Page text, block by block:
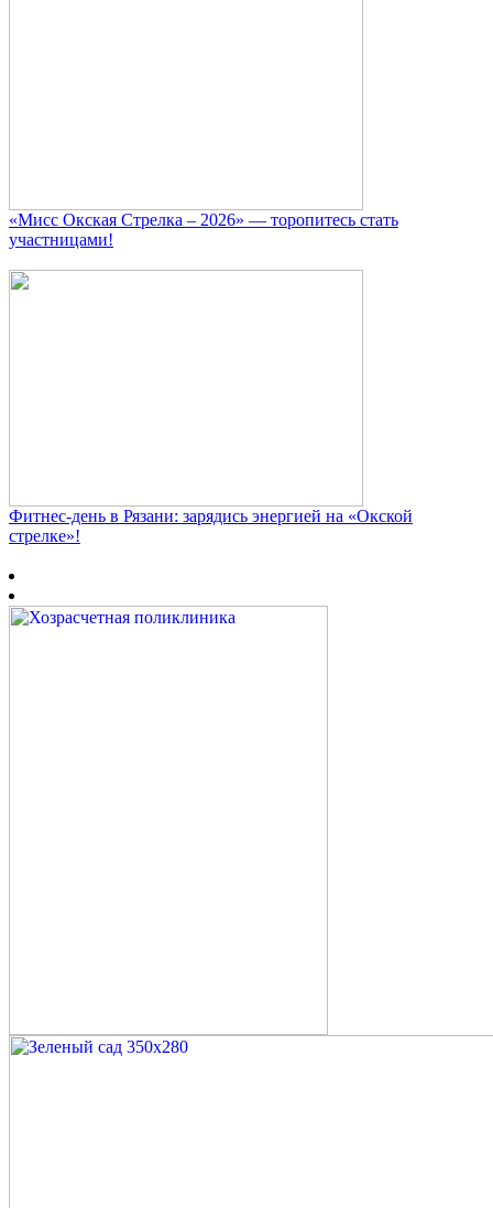
«Мисс Окская Стрелка – 2026» — торопитесь стать
участницами!
Фитнес‑день в Рязани: зарядись энергией на «Окской
стрелке»!